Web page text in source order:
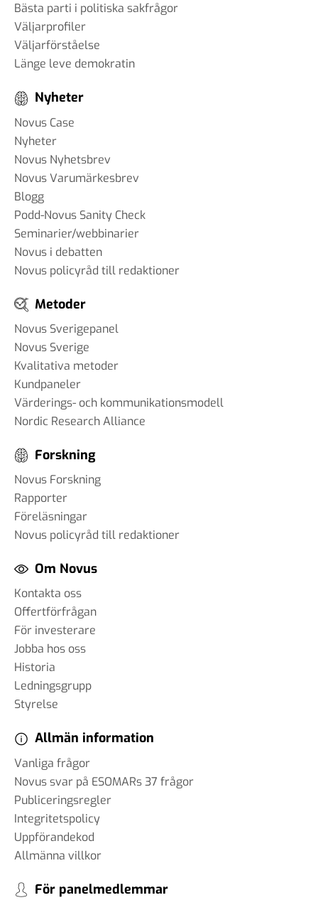
Bästa parti i politiska sakfrågor
Väljarprofiler
Väljarförståelse
Länge leve demokratin
Nyheter
Novus Case
Nyheter
Novus Nyhetsbrev
Novus Varumärkesbrev
Blogg
Podd-Novus Sanity Check
Seminarier/webbinarier
Novus i debatten
Novus policyråd till redaktioner
Metoder
Novus Sverigepanel
Novus Sverige
Kvalitativa metoder
Kundpaneler
Värderings- och kommunikationsmodell
Nordic Research Alliance
Forskning
Novus Forskning
Rapporter
Föreläsningar
Novus policyråd till redaktioner
Om Novus
Kontakta oss
Offertförfrågan
För investerare
Jobba hos oss
Historia
Ledningsgrupp
Styrelse
Allmän information
Vanliga frågor
Novus svar på ESOMARs 37 frågor
Publiceringsregler
Integritetspolicy
Uppförandekod
Allmänna villkor
För panelmedlemmar